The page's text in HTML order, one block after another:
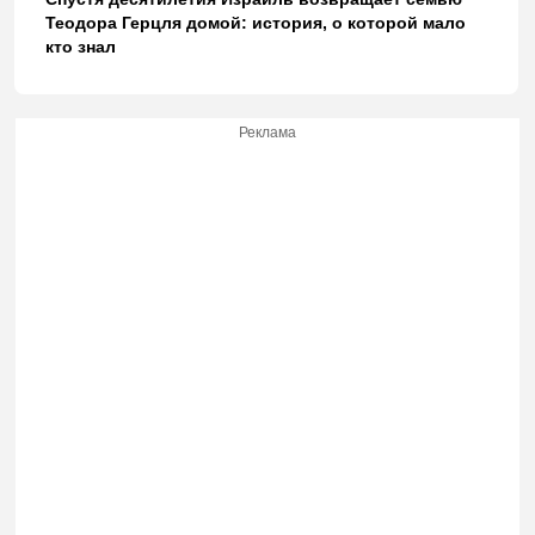
Теодора Герцля домой: история, о которой мало
кто знал
Реклама